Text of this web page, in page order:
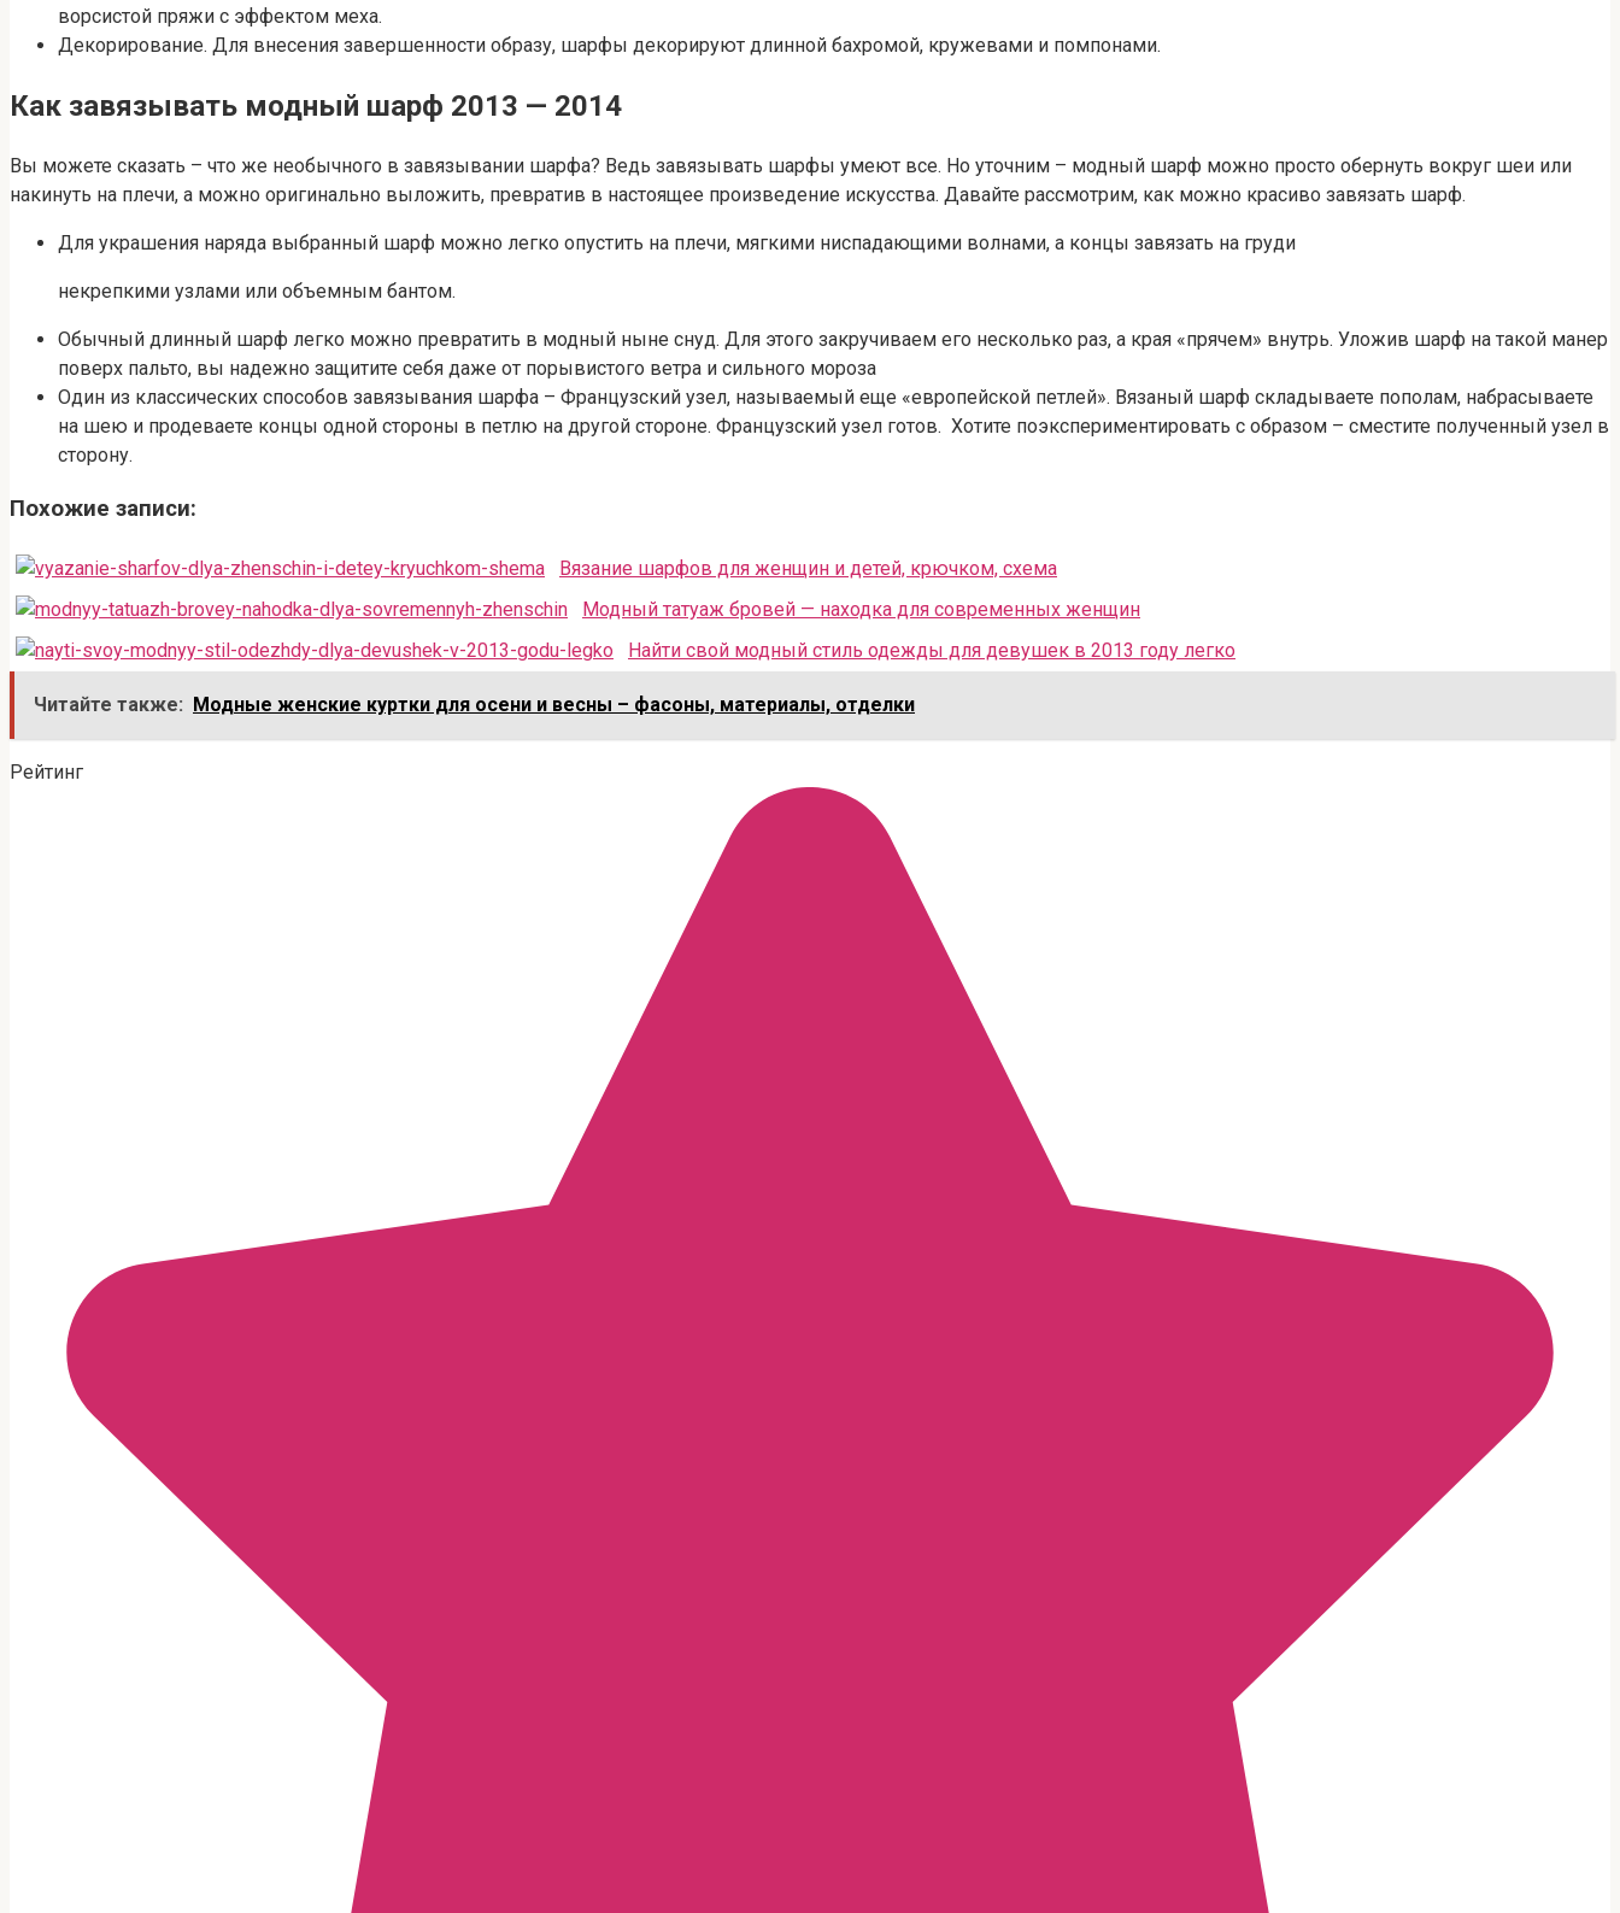
ворсистой пряжи с эффектом меха.
Декорирование. Для внесения завершенности образу, шарфы декорируют длинной бахромой, кружевами и помпонами.
Как завязывать модный шарф 2013 — 2014
Вы можете сказать – что же необычного в завязывании шарфа? Ведь завязывать шарфы умеют все. Но уточним – модный шарф можно просто обернуть вокруг шеи или
накинуть на плечи, а можно оригинально выложить, превратив в настоящее произведение искусства. Давайте рассмотрим, как можно красиво завязать шарф.
Для украшения наряда выбранный шарф можно легко опустить на плечи, мягкими ниспадающими волнами, а концы завязать на груди
некрепкими узлами или объемным бантом.
Обычный длинный шарф легко можно превратить в модный ныне снуд. Для этого закручиваем его несколько раз, а края «прячем» внутрь. Уложив шарф на такой манер
поверх пальто, вы надежно защитите себя даже от порывистого ветра и сильного мороза
Один из классических способов завязывания шарфа – Французский узел, называемый еще «европейской петлей». Вязаный шарф складываете пополам, набрасываете
на шею и продеваете концы одной стороны в петлю на другой стороне. Французский узел готов. Хотите поэкспериментировать с образом – сместите полученный узел в
сторону.
Похожие записи:
Вязание шарфов для женщин и детей, крючком, схема
Модный татуаж бровей — находка для современных женщин
Найти свой модный стиль одежды для девушек в 2013 году легко
Читайте также: Модные женские куртки для осени и весны – фасоны, материалы, отделки
Рейтинг